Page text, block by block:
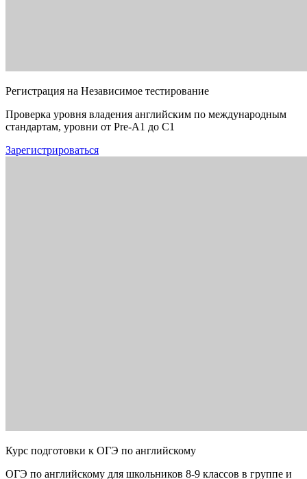
Регистрация на Независимое тестирование
Проверка уровня владения английским по международным
стандартам, уровни от Pre-A1 до C1
Зарегистрироваться
Курс подготовки к ОГЭ по английскому
ОГЭ по английскому для школьников 8-9 классов в группе и